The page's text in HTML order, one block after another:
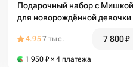
Подарочный набор с Мишкой
для новорождённой девочки
4.957 тыс. 7 800₽
1 950 ₽ × 4 платежа